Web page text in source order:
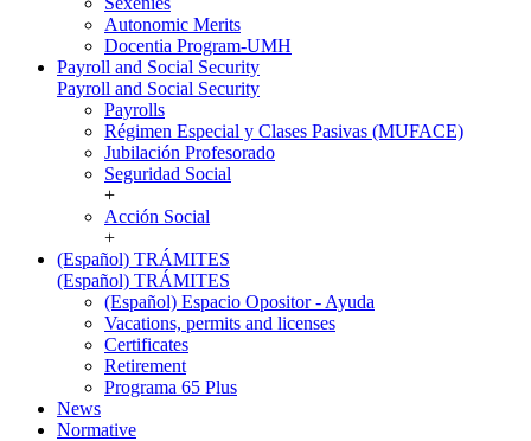
Autonomic Merits
Docentia Program-UMH
Payroll and Social Security
Payroll and Social Security
Payrolls
Régimen Especial y Clases Pasivas (MUFACE)
Jubilación Profesorado
Seguridad Social
+
Acción Social
+
(Español) TRÁMITES
(Español) TRÁMITES
(Español) Espacio Opositor - Ayuda
Vacations, permits and licenses
Certificates
Retirement
Programa 65 Plus
News
Normative